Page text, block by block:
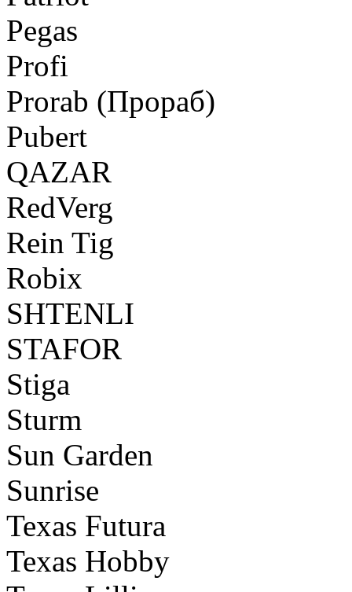
Pegas
Profi
Prorab (Прораб)
Pubert
QAZAR
RedVerg
Rein Tig
Robix
SHTENLI
STAFOR
Stiga
Sturm
Sun Garden
Sunrise
Texas Futura
Texas Hobby